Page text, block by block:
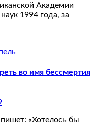
Академии
1994 года, за
во имя бессмертия
«Хотелось бы